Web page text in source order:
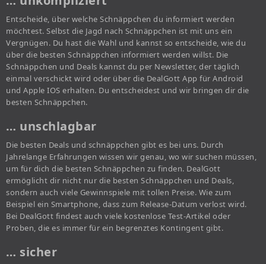
Entscheide, über welche Schnäppchen du informiert werden
möchtest. Selbst die Jagd nach Schnäppchen ist mit uns ein
Vergnügen. Du hast die Wahl und kannst so entscheide, wie du
über die besten Schnäppchen informiert werden willst. Die
Schnäppchen und Deals kannst du per Newsletter, der täglich
einmal verschickt wird oder über die DealGott App für Android
und Apple IOS erhalten. Du entscheidest und wir bringen dir die
besten Schnäppchen.
… unschlagbar
Die besten Deals und schnäppchen gibt es bei uns. Durch
Jahrelange Erfahrungen wissen wir genau, wo wir suchen müssen,
um für dich die besten Schnäppchen zu finden. DealGott
ermöglicht dir nicht nur die besten Schnäppchen und Deals,
sondern auch viele Gewinnspiele mit tollen Preise. Wie zum
Beispiel ein Smartphone, dass zum Release-Datum verlost wird.
Bei DealGott findest auch viele kostenlose Test-Artikel oder
Proben, die es immer für ein begrenztes Kontingent gibt.
… sicher